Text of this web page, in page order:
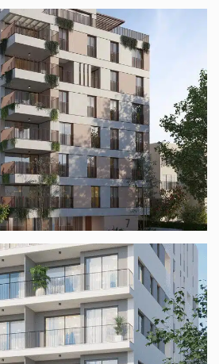
המאירי 7 ת"א
הלסינקי תל אביב